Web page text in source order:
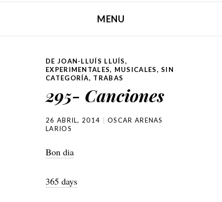
MENU
DE JOAN-LLUÍS LLUÍS,
EXPERIMENTALES, MUSICALES,SIN
CATEGORÍA, TRABAS
295- Canciones
26 ABRIL, 2014
OSCAR ARENAS
LARIOS
Bon dia
365 days